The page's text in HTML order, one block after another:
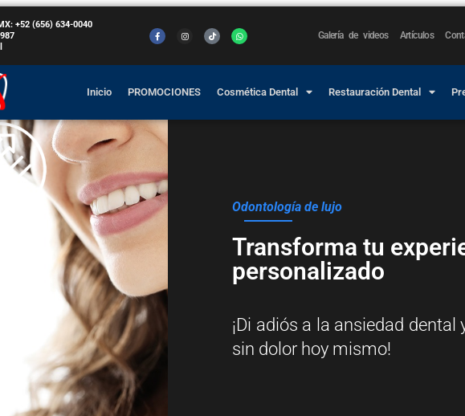
+52 (656) 634-0040
Galería de videos Artículos
Inicio PROMOCIONES Cosmética Dental Restauración Dental
Odontología de lujo
Transforma tu
personalizado
¡Di adiós a la ansiedad
sin dolor hoy mismo!